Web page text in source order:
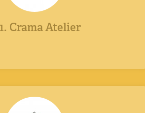
Crama Atelier